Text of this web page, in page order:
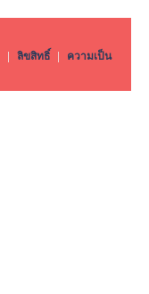
| ลิขสิทธิ์ | ความเป็น